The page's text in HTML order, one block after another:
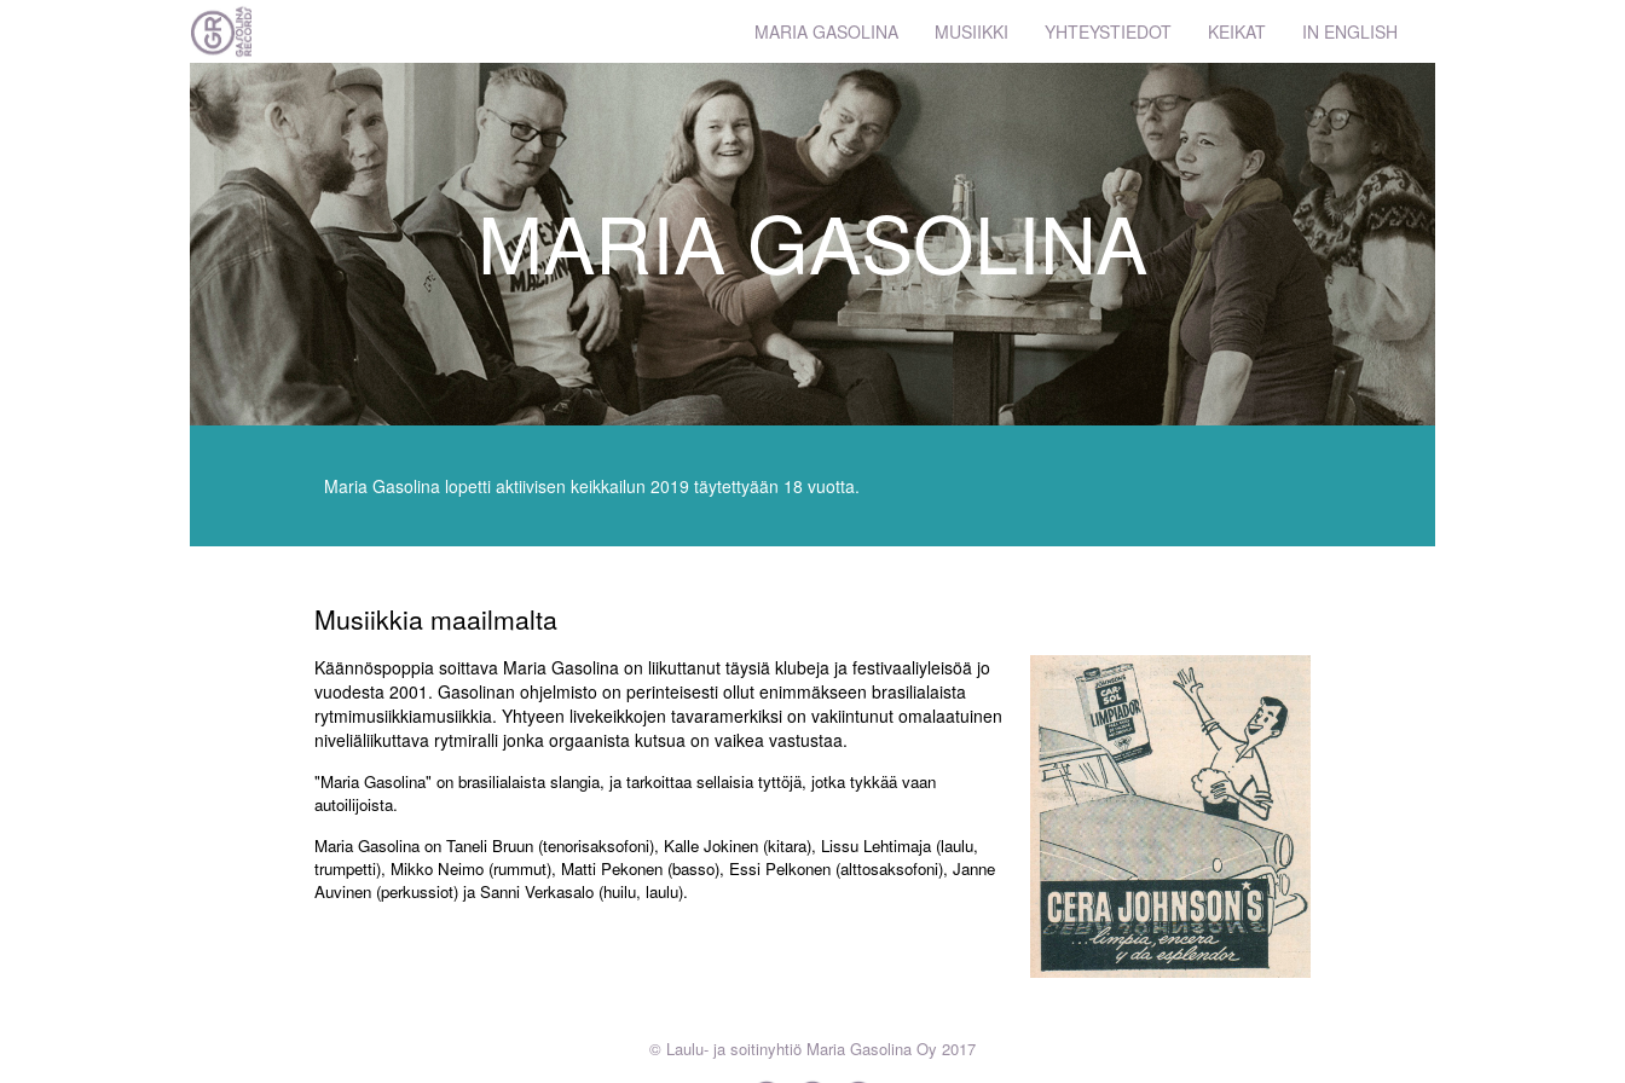
MARIA GASOLINA MUSIIKKI YHTEYSTIEDOT KEIKAT IN ENGLISH
MARIA GASOLINA
Maria Gasolina lopetti aktiivisen keikkailun 2019 täytettyään 18 vuotta.
Musiikkia maailmalta
Käännöspoppia soittava Maria Gasolina on liikuttanut täysiä klubeja ja festivaaliyleisöä jo
vuodesta 2001. Gasolinan ohjelmisto on perinteisesti ollut enimmäkseen brasilialaista
rytmimusiikkiamusiikkia. Yhtyeen livekeikkojen tavaramerkiksi on vakiintunut omalaatuinen
niveliäliikuttava rytmiralli jonka orgaanista kutsua on vaikea vastustaa.
"Maria Gasolina" on brasilialaista slangia, ja tarkoittaa sellaisia tyttöjä, jotka tykkää vaan
autoilijoista.
Maria Gasolina on Taneli Bruun (tenorisaksofoni), Kalle Jokinen (kitara), Lissu Lehtimaja (laulu,
trumpetti), Mikko Neimo (rummut), Matti Pekonen (basso), Essi Pelkonen (alttosaksofoni), Janne
Auvinen (perkussiot) ja Sanni Verkasalo (huilu, laulu).
© Laulu- ja soitinyhtiö Maria Gasolina Oy 2017